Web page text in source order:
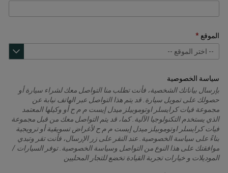
الموقع
سياسة الخصوصية
بإرسال بياناتك الشخصية، فأنت تطلب منا التواصل معك لشراء سيارة أو
حصولك على تمويل سيارة. قد يتم هذا التواصل عبر الهاتف نيابة عن
مجموعة فيات كرايسلر اوتوموبيلز ميدل إيست م م ح أو وكيلها المعتمد
الذي يستخدم التكنولوجيا الآلية. كما، قد يتم التواصل معك من قبل مجموعة
فيات كرايسلر اوتوموبيلز ميدل إيست م م ح لأغراض تسويقية أو ترويجية
بناءً على سياسة الخصوصية. عند النقر على زر الإرسال، فأنت تقر وتبدي
موافقتك على هذا النوع من التواصل وسياسة الخصوصية. توفر السيارات /
الموديلات و خيارات تجربة القيادة تخضع للتجار المحليين